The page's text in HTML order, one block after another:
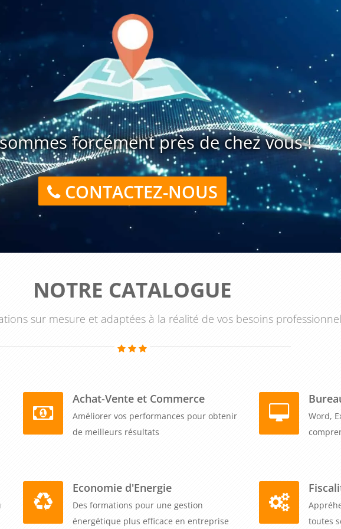
forcément près de chez vous !
CONTACTEZ-NOUS
NOTRE CATALOGUE
sur mesure et adaptées à la réalité de vos besoins
Achat-Vente et Commerce
Améliorer vos performances pour obtenir
de meilleurs résultats
Word,
Economie d'Energie
Des formations pour une gestion
énergétique plus efficace en entreprise
toutes